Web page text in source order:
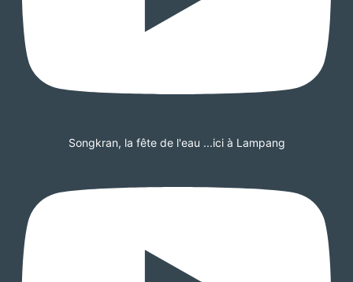
Songkran, la fête de l'eau ...ici à Lampang